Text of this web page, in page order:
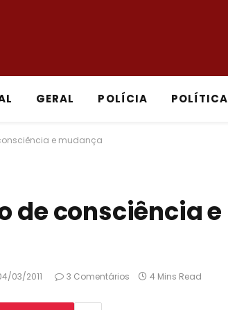
GERAL POLÍCIA POLÍTICA
e mudança
de consciência e
03/2011 3 Comentários 4 Mins Read